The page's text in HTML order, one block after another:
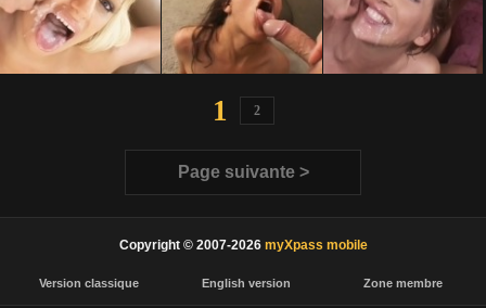
1 2
Page suivante >
Copyright © 2007-2026 myXpass mobile
Version classique English version Zone membre